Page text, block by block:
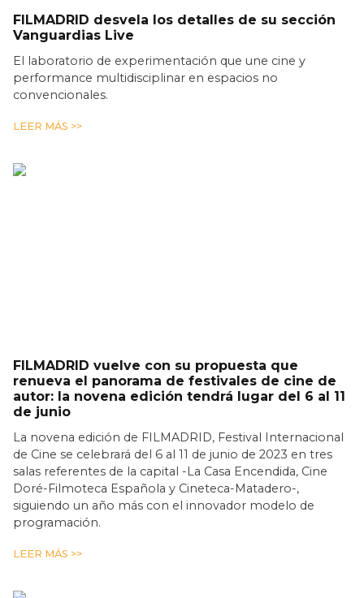
FILMADRID desvela los detalles de su sección
Vanguardias Live
El laboratorio de experimentación que une cine y
performance multidisciplinar en espacios no
convencionales.
LEER MÁS >>
FILMADRID vuelve con su propuesta que
renueva el panorama de festivales de cine de
autor: la novena edición tendrá lugar del 6 al 11
de junio
La novena edición de FILMADRID, Festival Internacional
de Cine se celebrará del 6 al 11 de junio de 2023 en tres
salas referentes de la capital -La Casa Encendida, Cine
Doré-Filmoteca Española y Cineteca-Matadero-,
siguiendo un año más con el innovador modelo de
programación.
LEER MÁS >>